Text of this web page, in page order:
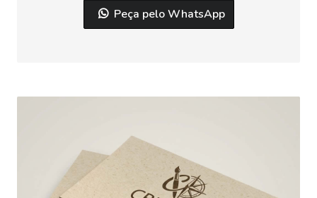
Peça pelo WhatsApp